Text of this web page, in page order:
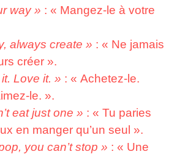
way » : « Mangez-le à votre
always create » : « Ne jamais
créer ».
Love it. » : « Achetez-le.
le. ».
eat just one » : « Tu paries
en manger qu’un seul ».
you can’t stop » : « Une